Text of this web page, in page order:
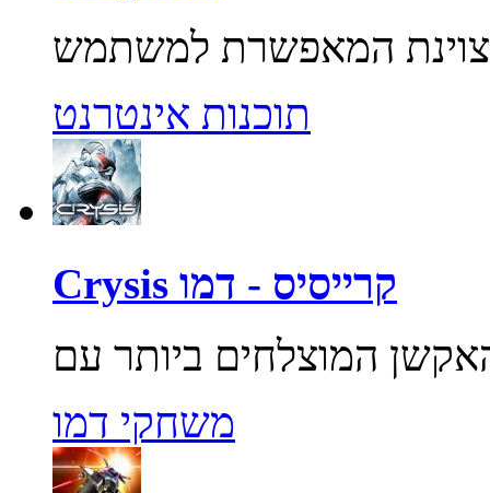
תוכנות אינטרנט
Crysis קרייסיס - דמו
משחקי דמו